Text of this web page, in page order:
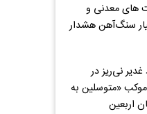
های معدنی و
سنگ‌آهن هشدار
نی‌ریز در
«متوسلین به
اربعین